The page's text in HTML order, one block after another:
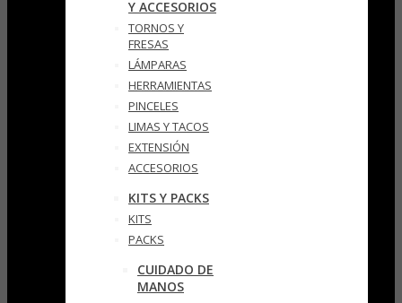
Y ACCESORIOS
TORNOS Y
FRESAS
LÁMPARAS
HERRAMIENTAS
PINCELES
LIMAS Y TACOS
EXTENSIÓN
ACCESORIOS
KITS Y PACKS
KITS
PACKS
CUIDADO DE
MANOS